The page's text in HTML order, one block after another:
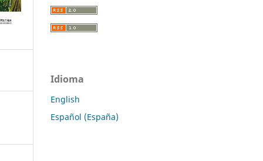
Idioma
English
Español (España)